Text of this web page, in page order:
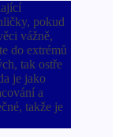
pokud
vážně,
do extrémů
tak ostře
je jako
a
takže je